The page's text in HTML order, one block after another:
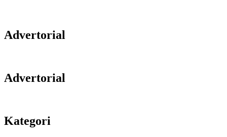
Advertorial
Advertorial
Kategori